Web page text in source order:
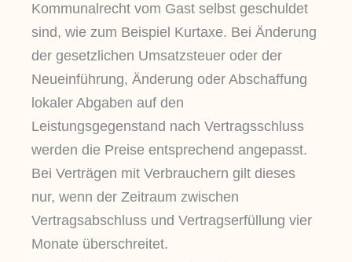
Kommunalrecht vom Gast selbst geschuldet
sind, wie zum Beispiel Kurtaxe. Bei Änderung
der gesetzlichen Umsatzsteuer oder der
Neueinführung, Änderung oder Abschaffung
lokaler Abgaben auf den
Leistungsgegenstand nach Vertragsschluss
werden die Preise entsprechend angepasst.
Bei Verträgen mit Verbrauchern gilt dieses
nur, wenn der Zeitraum zwischen
Vertragsabschluss und Vertragserfüllung vier
Monate überschreitet.